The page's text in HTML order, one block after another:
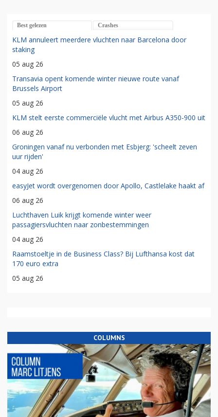
Best gelezen Crashes
KLM annuleert meerdere vluchten naar Barcelona door
staking
05 aug 26
Transavia opent komende winter nieuwe route vanaf
Brussels Airport
05 aug 26
KLM stelt eerste commerciële vlucht met Airbus A350-900 uit
06 aug 26
Groningen vanaf nu verbonden met Esbjerg: 'scheelt zeven
uur rijden'
04 aug 26
easyJet wordt overgenomen door Apollo, Castlelake haakt af
06 aug 26
Luchthaven Luik krijgt komende winter weer
passagiersvluchten naar zonbestemmingen
04 aug 26
Raamstoeltje in de Business Class? Bij Lufthansa kost dat
170 euro extra
05 aug 26
COLUMNS